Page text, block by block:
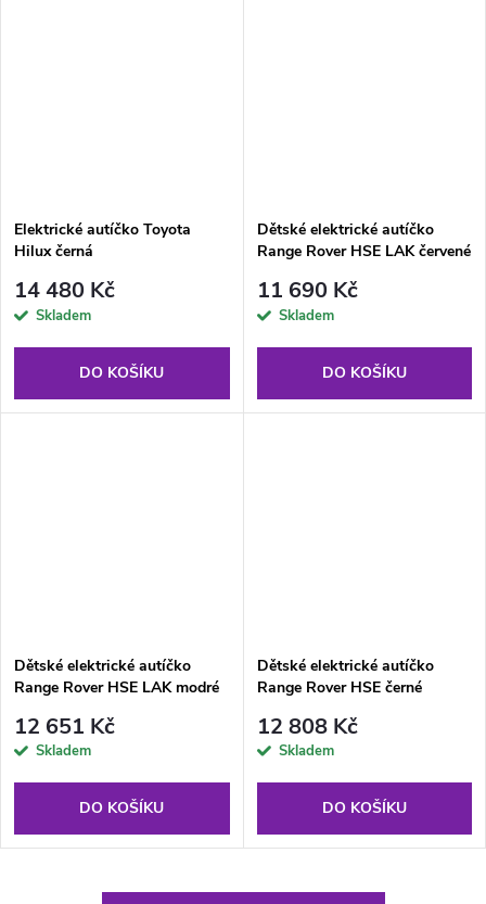
Elektrické autíčko Toyota
Hilux černá
14 480 Kč
Skladem
DO KOŠÍKU
Dětské elektrické autíčko
Range Rover HSE LAK červené
11 690 Kč
Skladem
DO KOŠÍKU
Dětské elektrické autíčko
Range Rover HSE LAK modré
12 651 Kč
Skladem
DO KOŠÍKU
Dětské elektrické autíčko
Range Rover HSE černé
12 808 Kč
Skladem
DO KOŠÍKU